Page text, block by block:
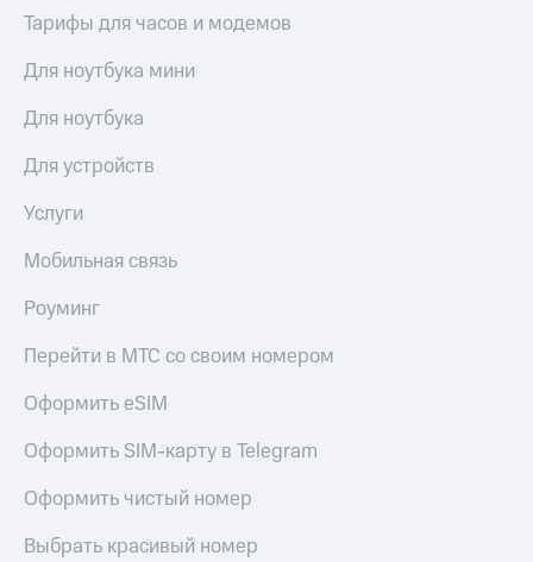
именных
Другое
Регистратор
Контакты
этика
Тарифы для часов и модемов
Для ноутбука мини
Для ноутбука
Для устройств
Услуги
Мобильная связь
Роуминг
Перейти в МТС со своим номером
Оформить eSIM
Оформить SIM-карту в Telegram
Оформить чистый номер
Выбрать красивый номер